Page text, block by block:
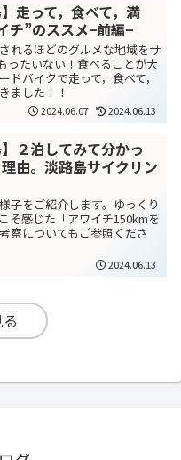
】走って，食べて，満
チ”のススメ−前編−
れるほどのグルメな地域をサ
ったいない！食べることが大
バイクで走って，食べて，
ました！！
2024.06.07 2024.06.13
】２泊してみて分かっ
由。淡路島サイクリン
子をご紹介します。ゆっくり
そ感じた「アワイチ150kmを
察についてもご参照くださ
2024.06.13